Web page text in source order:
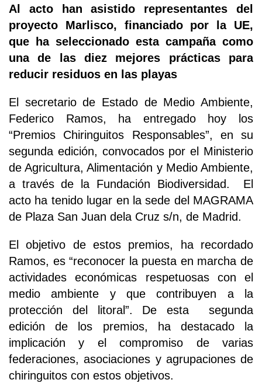
Al acto han asistido representantes del
proyecto Marlisco, financiado por la UE,
que ha seleccionado esta campaña como
una de las diez mejores prácticas para
reducir residuos en las playas
El secretario de Estado de Medio Ambiente,
Federico Ramos, ha entregado hoy los
“Premios Chiringuitos Responsables”, en su
segunda edición, convocados por el Ministerio
de Agricultura, Alimentación y Medio Ambiente,
a través de la Fundación Biodiversidad. El
acto ha tenido lugar en la sede del MAGRAMA
de Plaza San Juan dela Cruz s/n, de Madrid.
El objetivo de estos premios, ha recordado
Ramos, es “reconocer la puesta en marcha de
actividades económicas respetuosas con el
medio ambiente y que contribuyen a la
protección del litoral”. De esta segunda
edición de los premios, ha destacado la
implicación y el compromiso de varias
federaciones, asociaciones y agrupaciones de
chiringuitos con estos objetivos.